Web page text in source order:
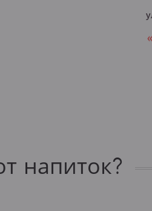
напиток?